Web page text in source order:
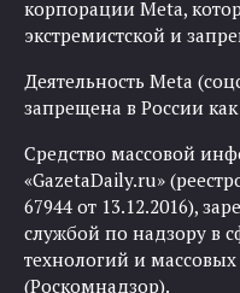
корпорации Meta,
экстремистской и
Деятельность Meta
запрещена в России как
Средство массовой
«GazetaDaily.ru»
67944 от 13.12.2016),
службой по надзору в
технологий и
(Роскомнадзор).